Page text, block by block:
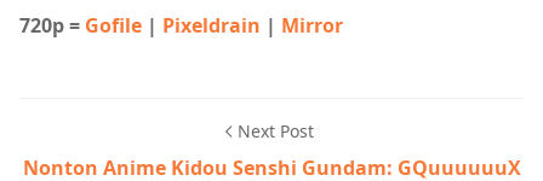
720p = Gofile | Pixeldrain | Mirror
Next Post
Nonton Anime Kidou Senshi Gundam: GQuuuuuuX